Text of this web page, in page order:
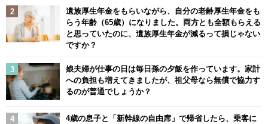
遺族厚生年金をもらいながら、自分の老齢厚生年金をも
らう年齢（65歳）になりました。両方とも全額もらえる
と思っていたのに、遺族厚生年金が減るって損じゃない
ですか？
娘夫婦が仕事の日は毎日孫の夕飯を作っています。家計
への負担も増えてきましたが、祖父母なら無償で協力す
るのが普通でしょうか？
4歳の息子と「新幹線の自由席」で帰省したら、乗客に